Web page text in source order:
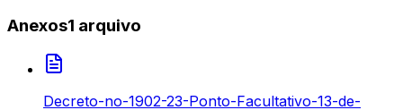
Anexos1 arquivo
Decreto-no-1902-23-Ponto-Facultativo-13-de-